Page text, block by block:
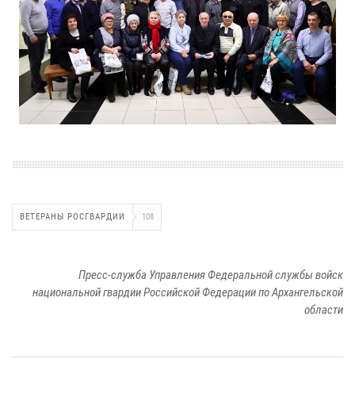
ВЕТЕРАНЫ РОСГВАРДИИ 108
Пресс-служба Управления Федеральной службы войск
национальной гвардии Российской Федерации по Архангельской
области